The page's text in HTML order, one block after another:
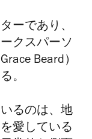
ーであり、
クスパーソ
Grace Beard）
。
るのは、地
愛している